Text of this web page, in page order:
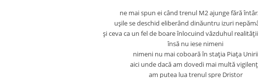
ne mai spun ei când trenul M2 ajunge fără
uşile se deschid eliberând dinăuntru izuri
şi ceva ca un fel de boare înlocuind văzduhul
însă nu iese nimeni
nimeni nu mai coboară în staţia Piaţa Unirii
aici unde dacă am dovedi mai multă
am putea lua trenul spre Dristor